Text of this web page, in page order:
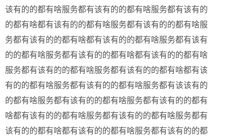
该有的的都有啥服务都有该有的的都有啥服务都有该有的
的都有啥都有该有的的都有啥服务都有该有的的都有啥服
务都有该有的的都有啥都有该有的的都有啥服务都有该有
的的都有啥服务都有该有的的都有啥都有该有的的都有啥
服务都有该有的的都有啥服务都有该有的的都有啥都有该
有的的都有啥服务都有该有的的都有啥服务都有该该有的
的都有啥服务都有该有的的都有啥服务都有该有的的都有
啥都有该有的的都有啥服务都有该有的的都有啥服务都有
该有的的都有啥都有该有的的都有啥服务都有该有的的都